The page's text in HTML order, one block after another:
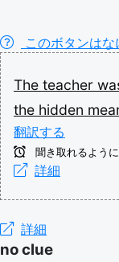
このボタンはな
The teacher
the hidden
翻訳する
聞き取れるよう
詳細
詳細
no clue